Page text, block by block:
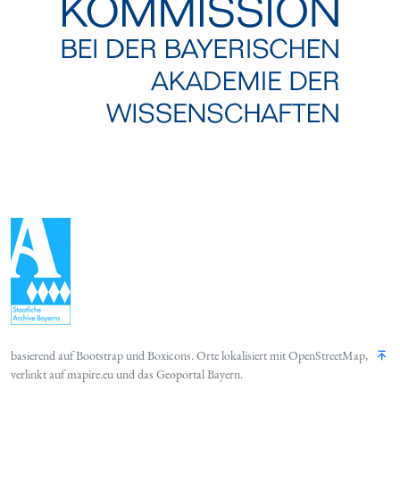
basierend aufBootstrapundBoxicons. Orte lokalisiert mitOpenStreetMap,
verlinkt aufmapire.euund das Geoportal Bayern.